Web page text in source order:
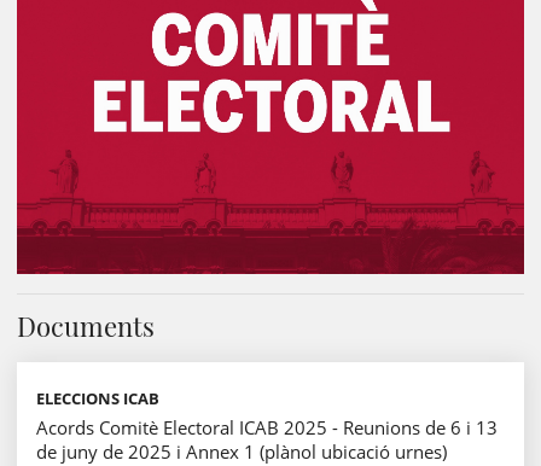
Documents
ELECCIONS ICAB
Acords Comitè Electoral ICAB 2025 - Reunions de 6 i 13
de juny de 2025 i Annex 1 (plànol ubicació urnes)